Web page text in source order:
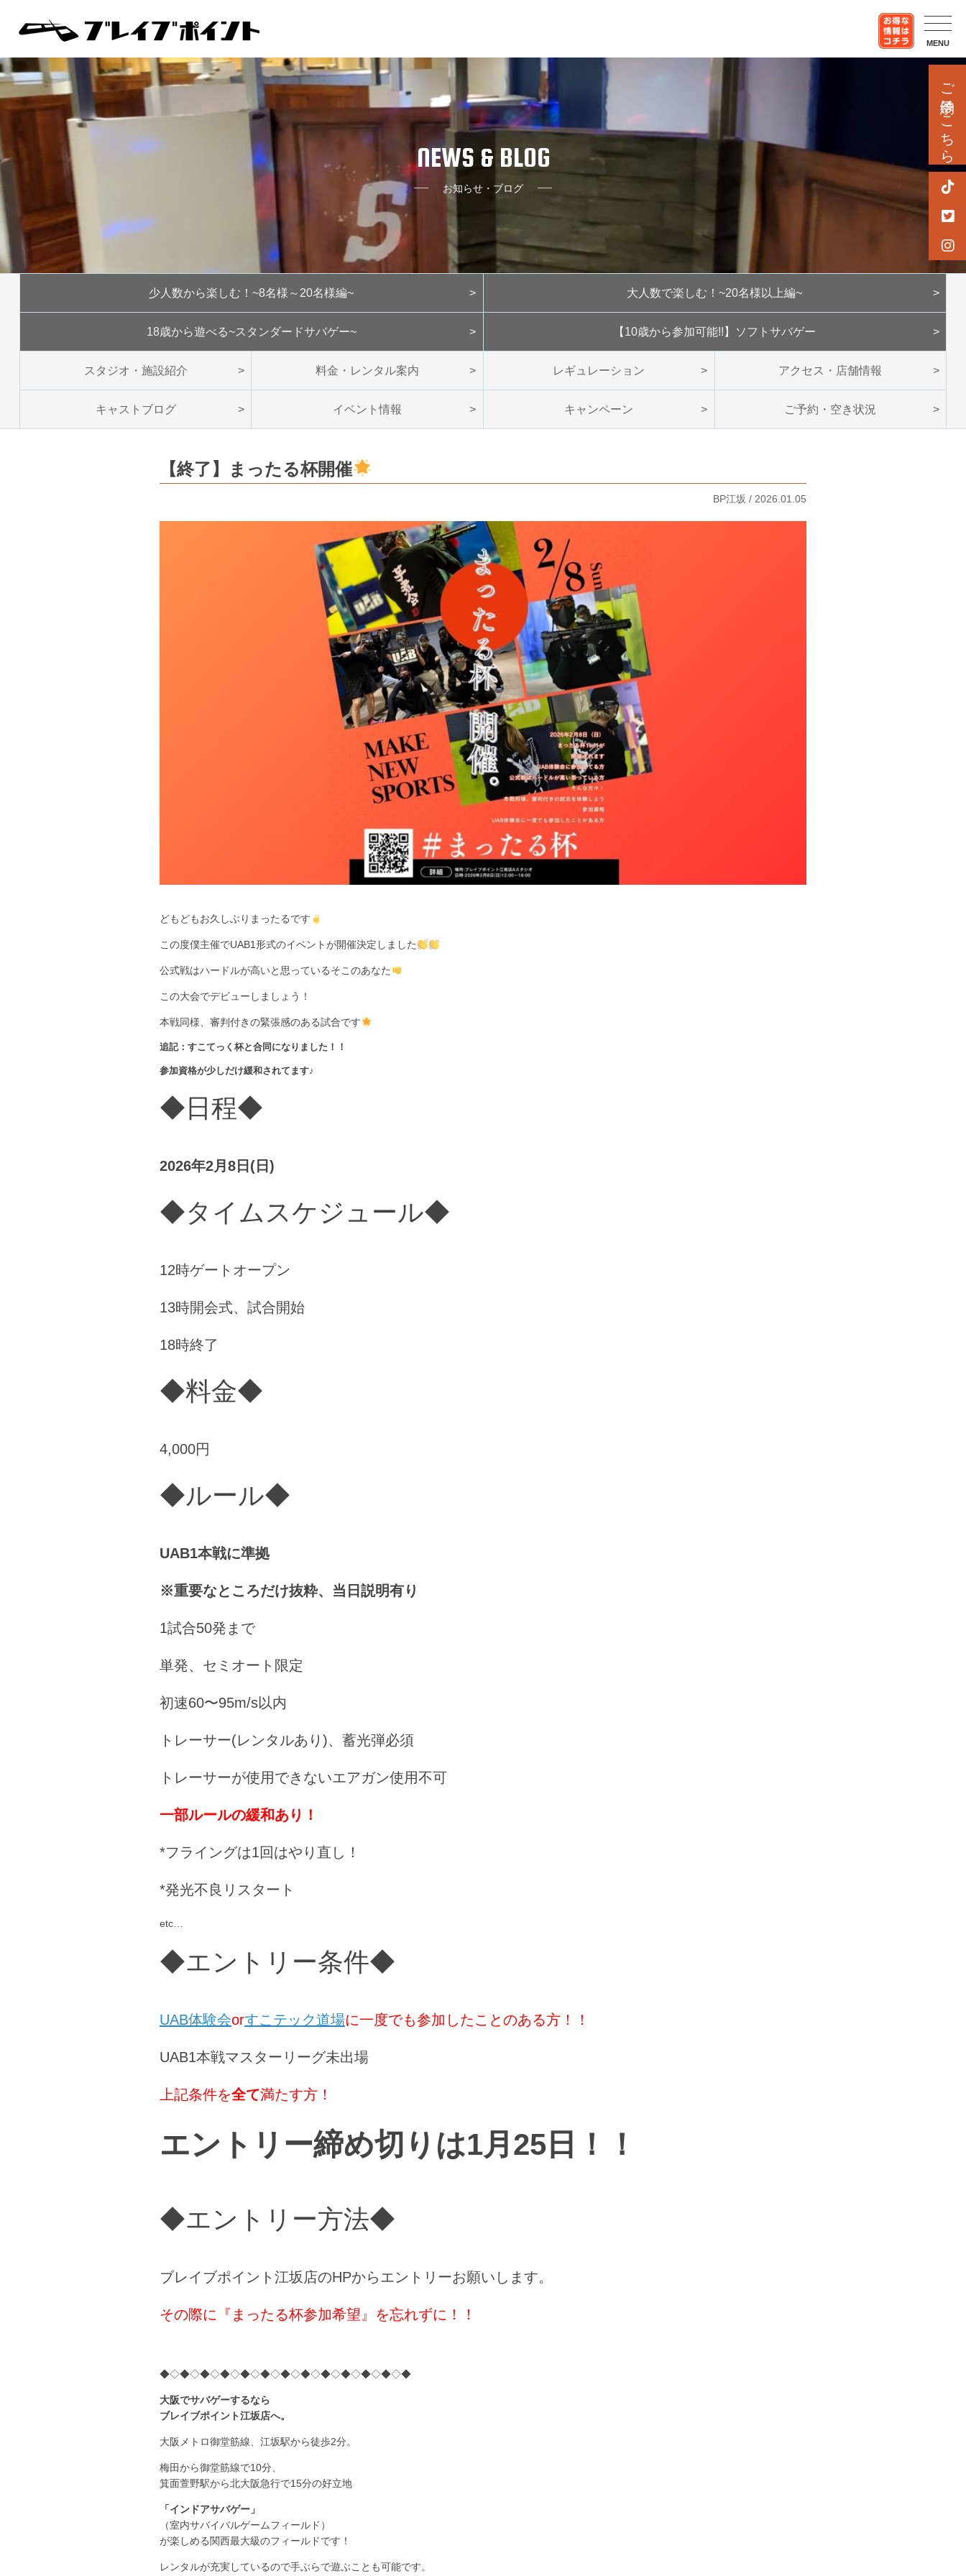
MENU
NEWS & BLOG
お知らせ・ブログ
少人数から楽しむ！~8名様～20名様編~ 大人数で楽しむ！~20名様以上編~
18歳から遊べる~スタンダードサバゲー~ 【10歳から参加可能!!】ソフトサバゲー
スタジオ・施設紹介 料金・レンタル案内 レギュレーション アクセス・店舗情報
キャストブログ イベント情報 キャンペーン ご予約・空き状況
【終了】まったる杯開催
BP江坂 / 2026.01.05
どもどもお久しぶりまったるです
この度僕主催でUAB1形式のイベントが開催決定しました
公式戦はハードルが高いと思っているそこのあなた
この大会でデビューしましょう！
本戦同様、審判付きの緊張感のある試合です
追記：すこてっく杯と合同になりました！！
参加資格が少しだけ緩和されてます♪
◆日程◆
2026年2月8日(日)
◆タイムスケジュール◆
12時ゲートオープン
13時開会式、試合開始
18時終了
◆料金◆
4,000円
◆ルール◆
UAB1本戦に準拠
※重要なところだけ抜粋、当日説明有り
1試合50発まで
単発、セミオート限定
初速60〜95m/s以内
トレーサー(レンタルあり)、蓄光弾必須
トレーサーが使用できないエアガン使用不可
一部ルールの緩和あり！
*フライングは1回はやり直し！
*発光不良リスタート
etc…
◆エントリー条件◆
UAB体験会orすこテック道場に一度でも参加したことのある方！！
UAB1本戦マスターリーグ未出場
上記条件を全て満たす方！
エントリー締め切りは1月25日！！
◆エントリー方法◆
ブレイブポイント江坂店のHPからエントリーお願いします。
その際に『まったる杯参加希望』を忘れずに！！
◆◇◆◇◆◇◆◇◆◇◆◇◆◇◆◇◆◇◆◇◆◇◆◇◆
大阪でサバゲーするなら
ブレイブポイント江坂店へ。
大阪メトロ御堂筋線、江坂駅から徒歩2分。
梅田から御堂筋線で10分、
箕面萱野駅から北大阪急行で15分の好立地
「インドアサバゲー」
（室内サバイバルゲームフィールド）
が楽しめる関西最大級のフィールドです！
レンタルが充実しているので手ぶらで遊ぶことも可能です。
ご予約はこちら